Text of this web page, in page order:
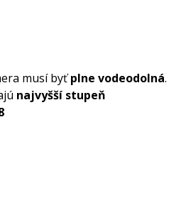
musí byťplne vodeodolná.
najvyšší stupeň